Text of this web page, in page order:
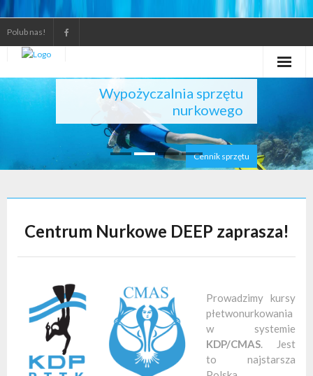
Polub nas!
Kursy nurkowe
Wypożyczalnia i serwis
Galerie i filmy
Wypożyczalnia sprzętu
nurkowego
Cennik sprzętu
Centrum Nurkowe DEEP zaprasza!
Prowadzimy kursy
płetwonurkowania
w systemie
KDP/CMAS. Jest
to najstarsza